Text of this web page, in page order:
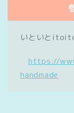
いといと
https://
handmade